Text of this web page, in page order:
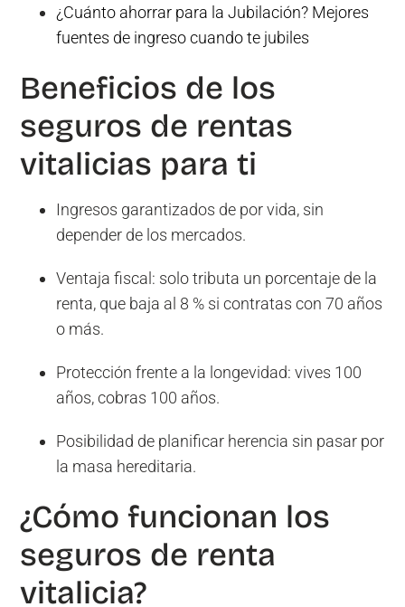
¿Cuánto ahorrar para la Jubilación? Mejores
fuentes de ingreso cuando te jubiles
Beneficios de los
seguros de rentas
vitalicias para ti
Ingresos garantizados de por vida, sin
depender de los mercados.
Ventaja fiscal: solo tributa un porcentaje de la
renta, que baja al 8 % si contratas con 70 años
o más.
Protección frente a la longevidad: vives 100
años, cobras 100 años.
Posibilidad de planificar herencia sin pasar por
la masa hereditaria.
¿Cómo funcionan los
seguros de renta
vitalicia?